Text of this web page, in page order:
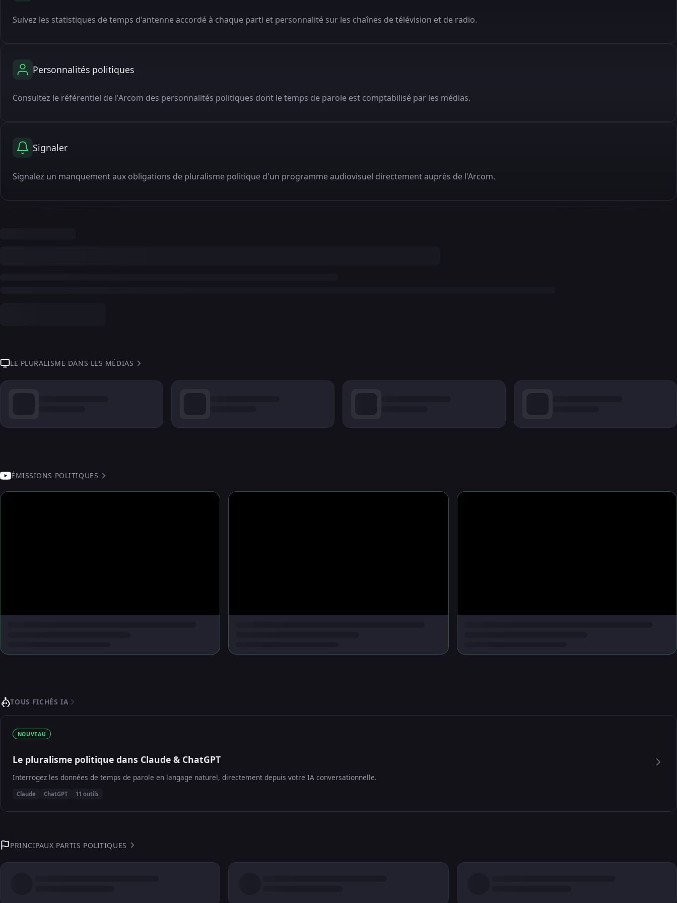
Suivez les statistiques de temps d'antenne accordé à chaque parti et personnalité sur les chaînes de télévision et de radio.
Personnalités politiques
Consultez le référentiel de l'Arcom des personnalités politiques dont le temps de parole est comptabilisé par les médias.
Signaler
Signalez un manquement aux obligations de pluralisme politique d'un programme audiovisuel directement auprès de l'Arcom.
LE PLURALISME DANS LES MÉDIAS
ÉMISSIONS POLITIQUES
TOUS FICHÉS IA
NOUVEAU
Le pluralisme politique dans Claude & ChatGPT
Interrogez les données de temps de parole en langage naturel, directement depuis votre IA conversationnelle.
Claude ChatGPT 11 outils
PRINCIPAUX PARTIS POLITIQUES